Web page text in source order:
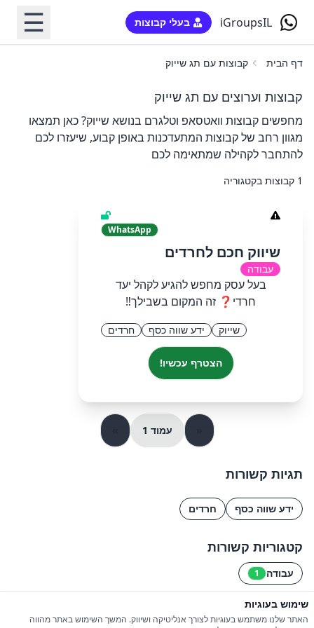
iGroupsIL בעלי קבוצות ☰
דף הבית קבוצות עם תג שייוק
קבוצות וערוצים עם תג שייוק
מחפשים קבוצות וואטסאפ וטלגרם בנושא שייוק? כאן תמצאו
מגוון רחב של קבוצות המתעדכנות באופן קבוע, שיעזרו לכם
להתחבר לקהילה שמתאימה לכם
1 קבוצות בקטגוריה
WhatsApp
שיווק חכם לחרדים
עבודה
‏בעל עסק מחפש להגיע לקהל יעד
חרדי❓ זה המקום בשבילך‼️
שייוק ידע שווה כסף חרדים
הצטרף עכשיו!
עמוד 1
תגיות קשורות
ידע שווה כסף חרדים
קטגוריות קשורות
עבודה 1
© 2026 כל הזכויות שמורות ל-iGroupsIL
שימוש בעוגיות
האתר שלנו משתמש בעוגיות לצורך אנליטיקה ושיווק. המשך השימוש באתר מהווה